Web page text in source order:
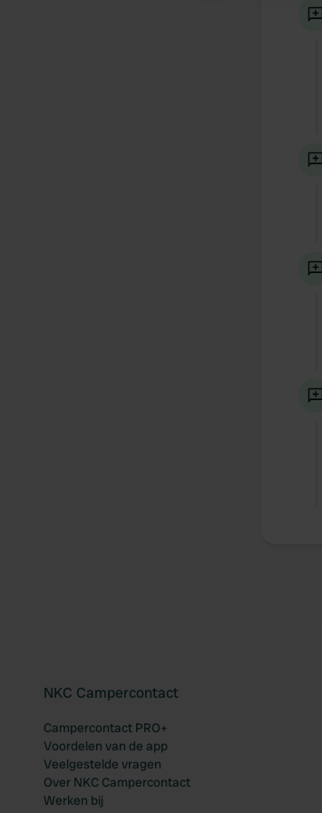
NKC Campercontact
Campercontact PRO+
Voordelen van de app
Veelgestelde vragen
Over NKC Campercontact
Werken bij